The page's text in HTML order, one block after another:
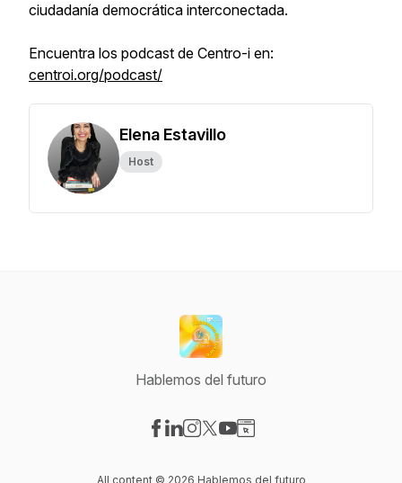
ciudadanía democrática interconectada.
Encuentra los podcast de Centro-i en:
centroi.org/podcast/
Elena Estavillo
Host
Hablemos del futuro
All content © 2026 Hablemos del futuro